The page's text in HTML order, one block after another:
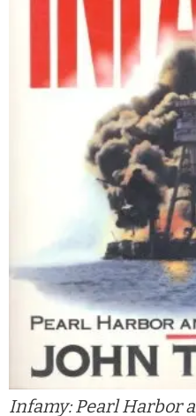
Infamy: Pearl Harbor